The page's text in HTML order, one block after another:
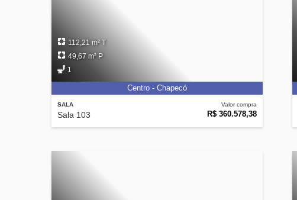
SALA
Sala 103
Valor compra
R$ 360.578,38
112,21 m² T
49,67 m² P
1
Centro - Chapecó